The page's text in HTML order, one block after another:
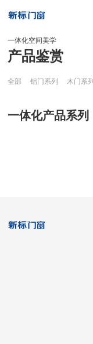
门窗实力派
一体化空间美学
产品鉴赏
全部 铝门系列 木门系列
一体化产品系列